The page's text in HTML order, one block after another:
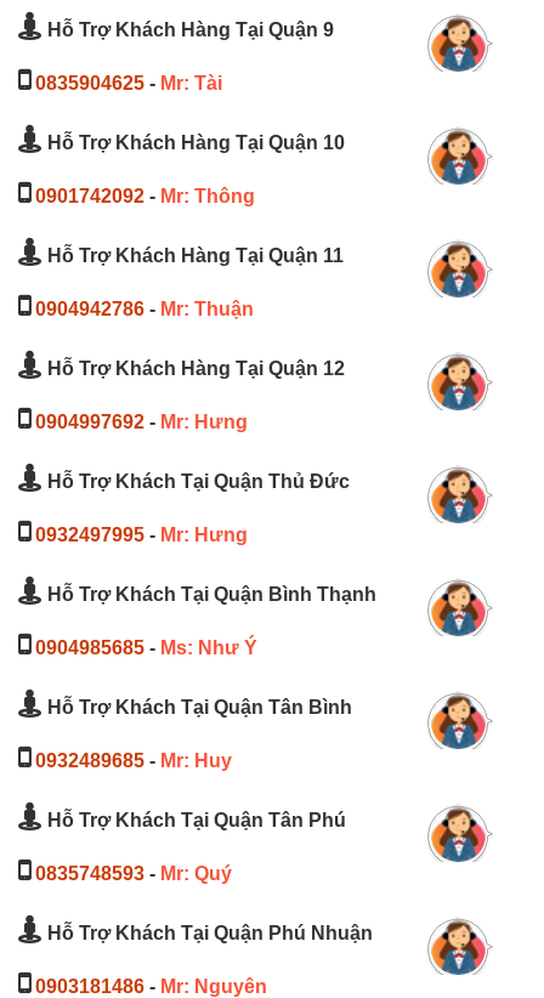
Hỗ Trợ Khách Hàng Tại Quận 9
0835904625 - Mr: Tài
Hỗ Trợ Khách Hàng Tại Quận 10
0901742092 - Mr: Thông
Hỗ Trợ Khách Hàng Tại Quận 11
0904942786 - Mr: Thuận
Hỗ Trợ Khách Hàng Tại Quận 12
0904997692 - Mr: Hưng
Hỗ Trợ Khách Tại Quận Thủ Đức
0932497995 - Mr: Hưng
Hỗ Trợ Khách Tại Quận Bình Thạnh
0904985685 - Ms: Như Ý
Hỗ Trợ Khách Tại Quận Tân Bình
0932489685 - Mr: Huy
Hỗ Trợ Khách Tại Quận Tân Phú
0835748593 - Mr: Quý
Hỗ Trợ Khách Tại Quận Phú Nhuận
0903181486 - Mr: Nguyên